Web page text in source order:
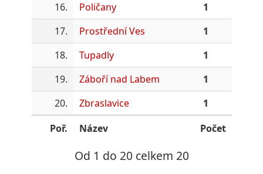
16.
Poličany
1
17.
Prostřední Ves
1
18.
Tupadly
1
19.
Záboří nad Labem
1
20.
Zbraslavice
1
Poř.
Název Počet
Od 1 do 20 celkem 20